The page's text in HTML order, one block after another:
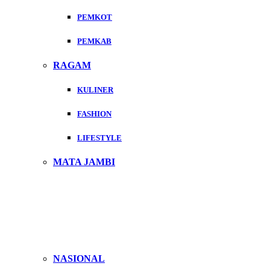
PEMKOT
PEMKAB
RAGAM
KULINER
FASHION
LIFESTYLE
MATA JAMBI
NASIONAL